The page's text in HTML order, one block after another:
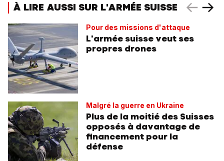
À LIRE AUSSI SUR L'ARMÉE SUISSE
Pour des missions d'attaque
L'armée suisse veut ses
propres drones
Malgré la guerre en Ukraine
Plus de la moitié des Suisses
opposés à davantage de
financement pour la
défense